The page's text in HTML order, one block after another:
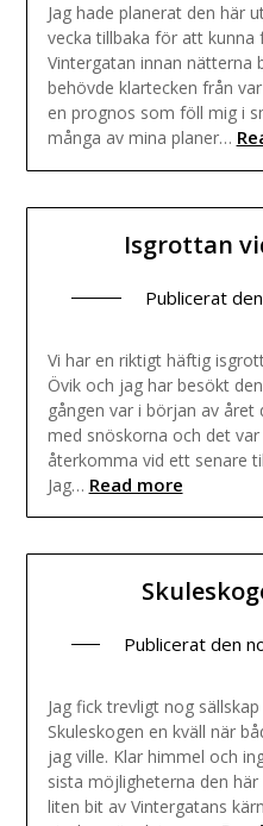
Jag hade planerat den här
vecka tillbaka för att
Vintergatan innan nätterna
behövde klartecken från
en prognos som föll mig i
många av mina planer…
Isgrottan
Publicerat den
Vi har en riktigt häftig
Övik och jag har besökt
gången var i början av
med snöskorna och det
återkomma vid ett senare
Jag… Read more
Publicerat den
Jag fick trevligt nog
Skuleskogen en kväll när
jag ville. Klar himmel och
sista möjligheterna den
liten bit av Vintergatans